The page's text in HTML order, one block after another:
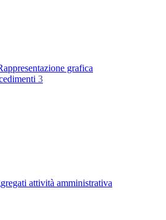
grafica
3
attività amministrativa